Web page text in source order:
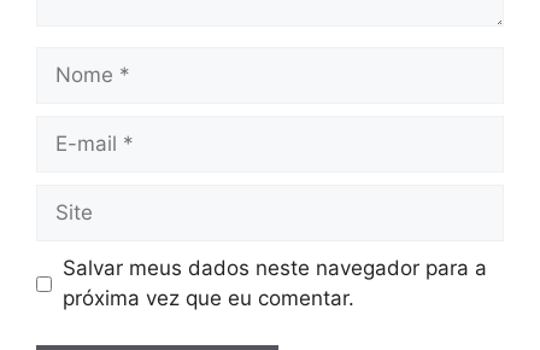
Nome
Site
Salvar meus dados neste navegador para a
próxima vez que eu comentar.